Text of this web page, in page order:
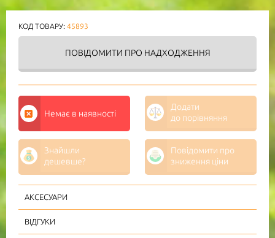
КОД ТОВАРУ: 45893
ПОВІДОМИТИ ПРО НАДХОДЖЕННЯ
Немає в наявності
Додати
до порівняння
Знайшли
дешевше?
Повідомити про
зниження ціни
АКСЕСУАРИ
ВІДГУКИ